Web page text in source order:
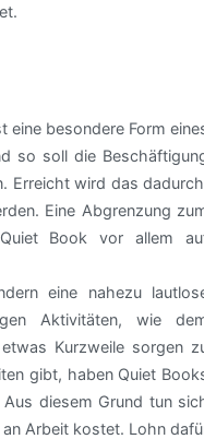
eine besondere Form
so soll die
Erreicht wird das
Eine Abgrenzung
Book vor allem
eine nahezu
Aktivitäten, wie
Kurzweile sorgen
gibt, haben Quiet
diesem Grund tun
Arbeit kostet. Lohn